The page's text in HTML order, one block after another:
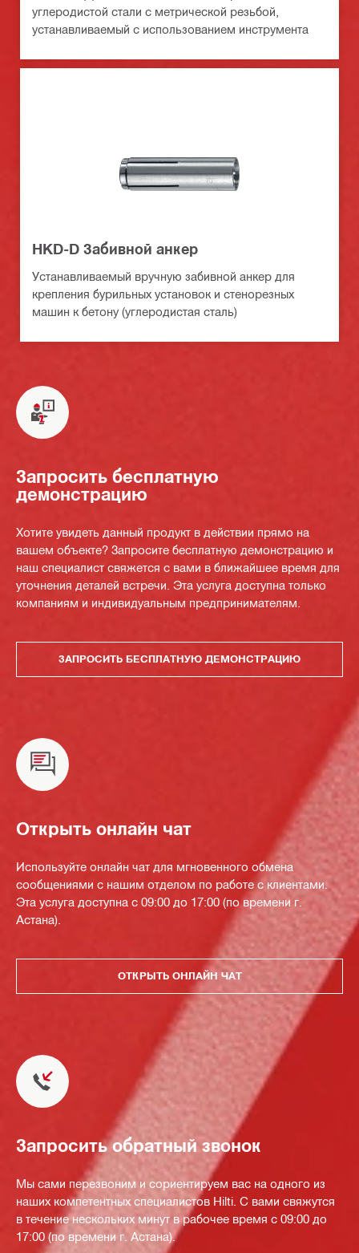
углеродистой стали с метрической резьбой,
устанавливаемый с использованием инструмента
HKD-D Забивной анкер
Устанавливаемый вручную забивной анкер для
крепления бурильных установок и стенорезных
машин к бетону (углеродистая сталь)
Запросить бесплатную
демонстрацию
Хотите увидеть данный продукт в действии прямо на
вашем объекте? Запросите бесплатную демонстрацию и
наш специалист свяжется с вами в ближайшее время для
уточнения деталей встречи. Эта услуга доступна только
компаниям и индивидуальным предпринимателям.
ЗАПРОСИТЬ БЕСПЛАТНУЮ ДЕМОНСТРАЦИЮ
Открыть онлайн чат
Используйте онлайн чат для мгновенного обмена
сообщениями с нашим отделом по работе с клиентами.
Эта услуга доступна с 09:00 до 17:00 (по времени г.
Астана).
ОТКРЫТЬ ОНЛАЙН ЧАТ
Запросить обратный звонок
Мы сами перезвоним и сориентируем вас на одного из
наших компетентных специалистов Hilti. С вами свяжутся
в течение нескольких минут в рабочее время с 09:00 до
17:00 (по времени г. Астана).